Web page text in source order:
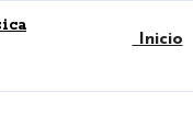
Inicio